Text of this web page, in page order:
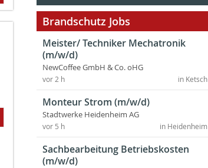
Brandschutz Jobs
Meister/ Techniker Mechatronik
(m/w/d)
NewCoffee GmbH & Co. oHG
in Ketsch
vor 2 h
Monteur Strom (m/w/d)
Stadtwerke Heidenheim AG
in Heidenheim
vor 5 h
Sachbearbeitung Betriebskosten
(m/w/d)